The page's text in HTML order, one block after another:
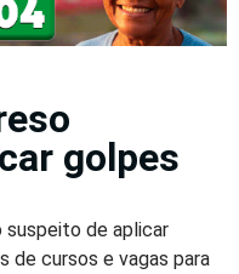
golpes
suspeito de aplicar
de cursos e vagas para